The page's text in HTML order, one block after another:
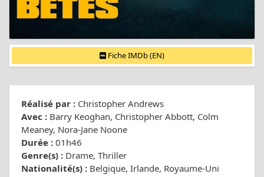
Fiche IMDb (EN)
Réalisé par : Christopher Andrews
Avec : Barry Keoghan, Christopher Abbott, Colm
Meaney, Nora-Jane Noone
Durée : 01h46
Genre(s) : Drame, Thriller
Nationalité(s) : Belgique, Irlande, Royaume-Uni